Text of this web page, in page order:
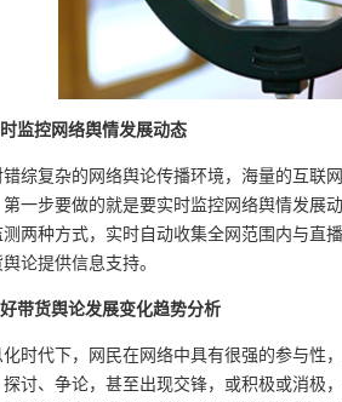
监控网络舆情发展动态
错综复杂的网络舆论传播环境，海量的互联
第一步要做的就是要实时监控网络舆情发展
测两种方式，实时自动收集全网范围内与直
论提供信息支持。
带货舆论发展变化趋势分析
化时代下，网民在网络中具有很强的参与性
探讨、争论，甚至出现交锋，或积极或消极